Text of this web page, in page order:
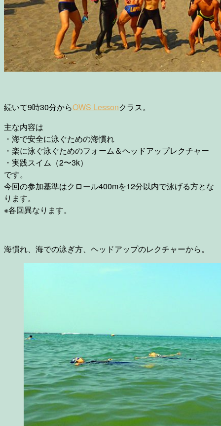
続いて9時30分からOWS Lessonクラス。
主な内容は
・海で安全に泳ぐための海慣れ
・楽に泳ぐ泳ぐためのフォーム＆ヘッドアップレクチャー
・実践スイム（2〜3k）
です。
今回の参加基準はクロール400mを12分以内で泳げる方とな
ります。
※各回異なります。
海慣れ、海での泳ぎ方、ヘッドアップのレクチャーから。